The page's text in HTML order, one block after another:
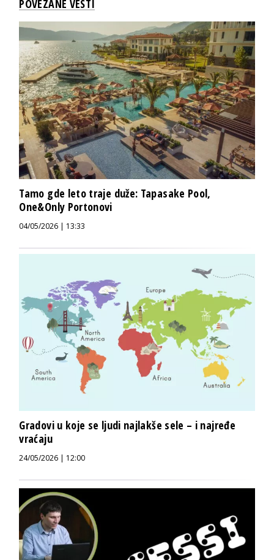
POVEZANE VESTI
Tamo gde leto traje duže: Tapasake Pool,
One&Only Portonovi
04/05/2026 | 13:33
Gradovi u koje se ljudi najlakše sele – i najređe
vraćaju
24/05/2026 | 12:00